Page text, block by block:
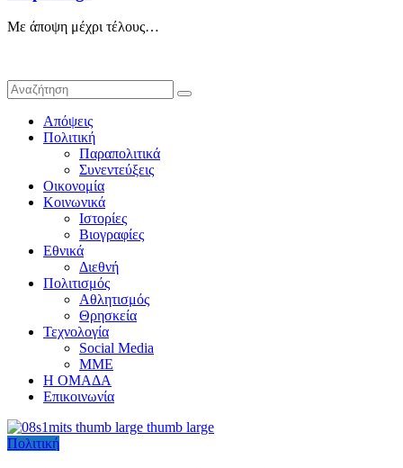
Με άποψη μέχρι τέλους…
Απόψεις
Πολιτική
Παραπολιτικά
Συνεντεύξεις
Οικονομία
Κοινωνικά
Ιστορίες
Βιογραφίες
Εθνικά
Διεθνή
Πολιτισμός
Αθλητισμός
Θρησκεία
Τεχνολογία
Social Media
ΜΜΕ
Η ΟΜΑΔΑ
Επικοινωνία
Πολιτική